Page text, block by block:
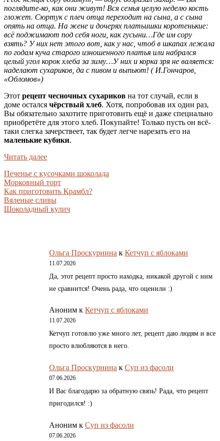
поглядите-ко, как они живут! Вся семья целую неделю кость
гложет. Сюртук с плеч отца переходит на сына, а с сына
опять на отца. На жене и дочерях платьишки коротенькие:
всё поджимают под себя ноги, как гусыни…Где им сору
взять? У них нет этого вот, как у нас, чтоб в шкапах лежала
по годам куча старого изношенного платья или набрался
целый угол корок хлеба за зиму…У них и корка зря не валяется:
наделают сухариков, да с пивом и выпьют! (И.Гончаров,
«Обломов»)
Этот рецепт чесночных сухариков на тот случай, если в
доме остался чёрствый хлеб. Хотя, попробовав их один раз,
Вы обязательно захотите приготовить ещё и даже специально
приобретёте для этого хлеб. Покупайте! Только пусть он всё-
таки слегка зачерствеет, так будет легче нарезать его на
маленькие кубики.
Читать далее
Печенье с кусочками шоколада
Морковный торт
Как приготовить Крамбл?
Вяленые сливы
Шоколадный кулич
Ольга Проскурнина к Кетчуп с яблоками
11.07.2026
Да, этот рецепт просто находка, никакой другой с ним
не сравнится! Очень рада, что оценили :)
Аноним к Кетчуп с яблоками
11.07.2026
Кетчуп готовлю уже много лет, рецепт даю людям и все
просто влюбляются в него.
Ольга Проскурнина к Суп из фасоли
07.06.2026
И Вас благодарю за обратную связь! Рада, что рецепт
пригодился! :)
Аноним к Суп из фасоли
07.06.2026